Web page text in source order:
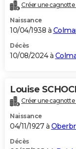
Créer une cagnotte
Naissance
10/04/1938 à
Décès
10/08/2024 à
Louise
Créer une cagnotte
Naissance
04/11/1927 à
Décès